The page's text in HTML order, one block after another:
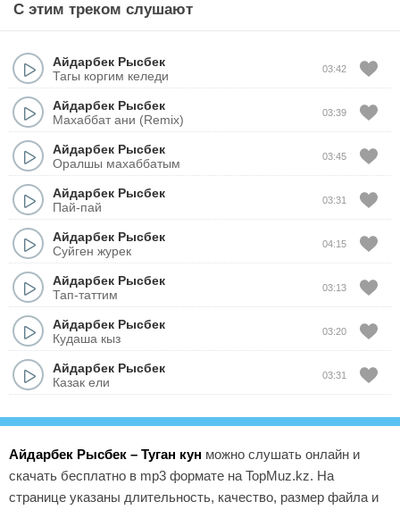
С этим треком слушают
Айдарбек Рысбек
Тагы коргим келеди
03:42
Айдарбек Рысбек
Махаббат ани (Remix)
03:39
Айдарбек Рысбек
Оралшы махаббатым
03:45
Айдарбек Рысбек
Пай-пай
03:31
Айдарбек Рысбек
Суйген журек
04:15
Айдарбек Рысбек
Тап-таттим
03:13
Айдарбек Рысбек
Кудаша кыз
03:20
Айдарбек Рысбек
Казак ели
03:31
Айдарбек Рысбек – Туган кун можно слушать онлайн и
скачать бесплатно в mp3 формате на TopMuz.kz. На
странице указаны длительность, качество, размер файла и